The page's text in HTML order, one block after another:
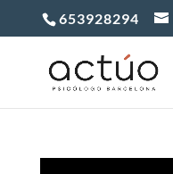
653928294